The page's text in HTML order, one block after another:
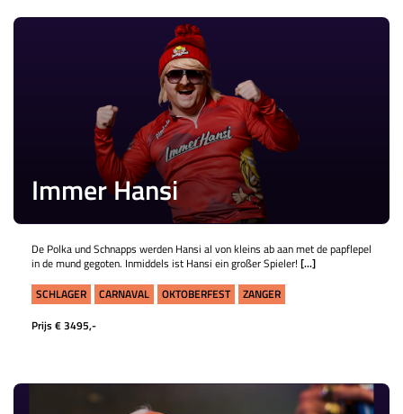
Immer Hansi
De Polka und Schnapps werden Hansi al von kleins ab aan met de papflepel
in de mund gegoten. Inmiddels ist Hansi ein großer Spieler! [...]
SCHLAGER
CARNAVAL OKTOBERFEST
ZANGER
Prijs € 3495,-